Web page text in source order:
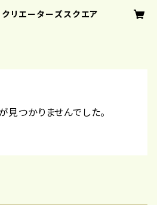
リエーターズスクエア
見つかりませんでした。